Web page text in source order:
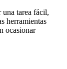
una tarea fácil,
herramientas
ocasionar